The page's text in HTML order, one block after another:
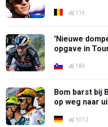
116
'Nieuwe
opgave in
186
Bom barst bij
op weg naar
1012